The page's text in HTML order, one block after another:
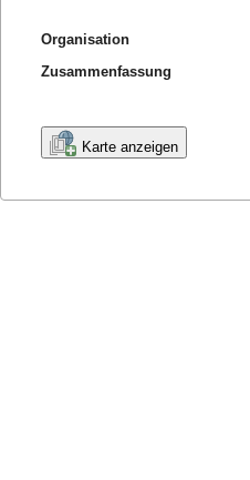
Organisation
Zusammenfassung
Karte anzeigen